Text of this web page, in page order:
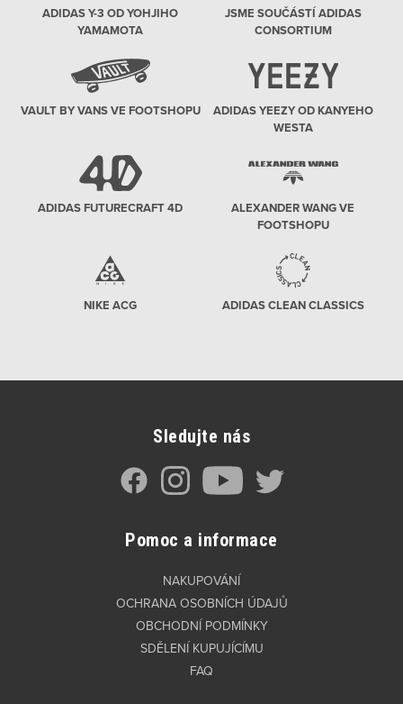
ADIDAS Y-3 OD YOHJIHO
YAMAMOTA
JSME SOUČÁSTÍ ADIDAS
CONSORTIUM
VAULT BY VANS VE FOOTSHOPU
ADIDAS YEEZY OD KANYEHO
WESTA
ADIDAS FUTURECRAFT 4D
ALEXANDER WANG VE
FOOTSHOPU
NIKE ACG ADIDAS CLEAN CLASSICS
Sledujte nás
Pomoc a informace
NAKUPOVÁNÍ
OCHRANA OSOBNÍCH ÚDAJŮ
OBCHODNÍ PODMÍNKY
SDĚLENÍ KUPUJÍCÍMU
FAQ